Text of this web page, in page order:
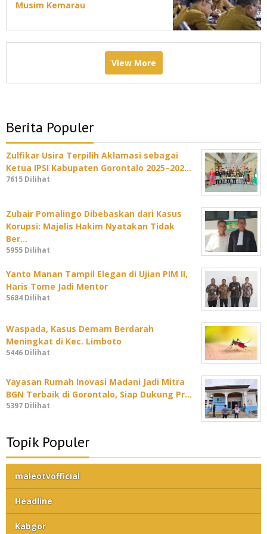
Musim Kemarau
View More
Berita Populer
Zulfikar Usira Terpilih Aklamasi sebagai
Ketua IPSI Kabupaten Gorontalo 2025–202…
7615 Dilihat
Zubair Pomalingo Dibebaskan dari Kasus
Korupsi: Majelis Hakim Nyatakan Tidak
Ber…
5955 Dilihat
Yanto Manan Tampil Elegan di Ujian PIM II,
Haris Tome Jadi Mentor
5684 Dilihat
Waspada, Kasus Demam Berdarah
Meningkat di Kec. Limboto
5446 Dilihat
Yayasan Rumah Inovasi Madani Jadi Mitra
BGN Terbaik di Gorontalo, Siap Dukung Pr…
5397 Dilihat
Topik Populer
maleotvofficial
Headline
Kabgor